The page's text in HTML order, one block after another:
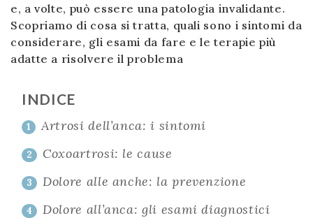
e, a volte, può essere una patologia invalidante.
Scopriamo di cosa si tratta, quali sono i sintomi da
considerare, gli esami da fare e le terapie più
adatte a risolvere il problema
INDICE
1 Artrosi dell’anca: i sintomi
2 Coxoartrosi: le cause
3 Dolore alle anche: la prevenzione
4 Dolore all’anca: gli esami diagnostici